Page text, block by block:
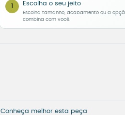
1 Escolha o seu jeito
Escolha tamanho, acabamento ou a
combina com você.
Conheça melhor esta peça